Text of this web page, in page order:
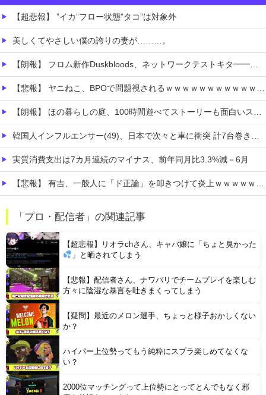
【超悲報】 ”イカ”フロー状態”タコ”は対象外
美しくてやさしい僕の誇りの妻が………。
【朗報】 フロム新作Duskbloods、ネットワークテストキタ━━━━(゜∀゜)━━━━!!
【悲報】 ヤニねこ、BPOで問題視されるｗｗｗｗｗｗｗｗｗｗｗｗｗ
【朗報】 ほの暮らしの庭、100時間遊べてストーリーも面白いスタバレの上位互換だとまじで好評
韓国人インフルエンサー(49)、日本で次々と車に衝突 計7台巻き込み 八王子
実質消費支出は7カ月連続のマイナス、前年同月比3.3%減－6月
【悲報】 有吉、一般人に「ド正論」を叩きつけて炎上ｗｗｗｗｗｗｗｗ
【衝撃】 「かわいい虫」ランキング、ついに発表される
Powered by livedoor 相互RSS
「プロ・配信者」の関連記事
【超悲報】リオラchさん、キャバ嬢に「ちょと臭かった
」と晒されてしまう
【悲報】配信者さん、ナワバリでチームプレイを楽しむ
方々に陰湿な暴言を吐きまくってしまう
【疑問】最近のメロン選手、ちょっと様子おかしくない
か？
ハイパー上位勢ってもう純粋にスプラ楽しめてなくな
い？
2000位マッチングって上位勢にとってとんでもなく邪